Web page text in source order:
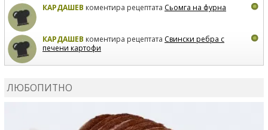
КАРДАШЕВ коментира рецептата Сьомга на фурна
КАРДАШЕВ коментира рецептата Свински ребра с
печени картофи
ЛЮБОПИТНО